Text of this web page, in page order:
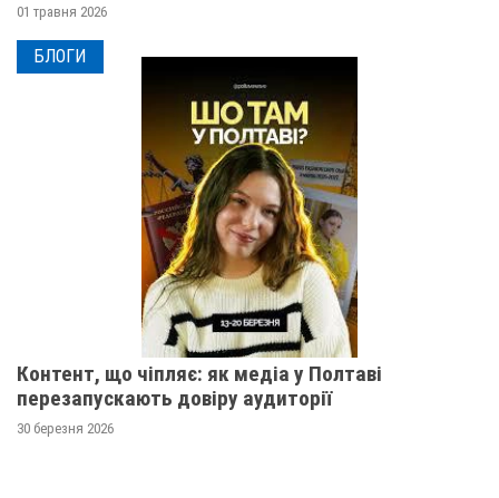
01 травня 2026
БЛОГИ
Контент, що чіпляє: як медіа у Полтаві
перезапускають довіру аудиторії
30 березня 2026